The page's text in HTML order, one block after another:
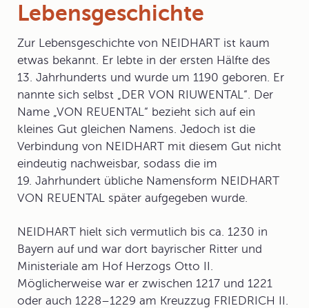
Lebensgeschichte
Zur Lebensgeschichte von NEIDHART ist kaum
etwas bekannt. Er lebte in der ersten Hälfte des
13. Jahrhunderts und wurde um 1190 geboren. Er
nannte sich selbst „DER VON RIUWENTAL“. Der
Name „VON REUENTAL“ bezieht sich auf ein
kleines Gut gleichen Namens. Jedoch ist die
Verbindung von NEIDHART mit diesem Gut nicht
eindeutig nachweisbar, sodass die im
19. Jahrhundert übliche Namensform NEIDHART
VON REUENTAL später aufgegeben wurde.
NEIDHART hielt sich vermutlich bis ca. 1230 in
Bayern auf und war dort bayrischer Ritter und
Ministeriale am Hof Herzogs Otto II.
Möglicherweise war er zwischen 1217 und 1221
oder auch 1228–1229 am Kreuzzug FRIEDRICH II.